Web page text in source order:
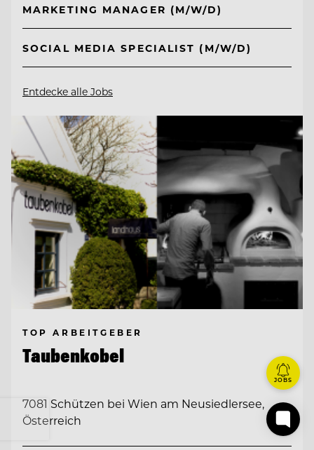
MARKETING MANAGER (M/W/D)
SOCIAL MEDIA SPECIALIST (M/W/D)
Entdecke alle Jobs
TOP ARBEITGEBER
Taubenkobel
7081 Schützen bei Wien am Neusiedlersee,
Österreich
JOBS